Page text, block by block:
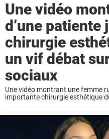
Une vidéo
d’une patiente
chirurgie
un vif débat
sociaux
Une vidéo montrant une femme
importante chirurgie esthétique